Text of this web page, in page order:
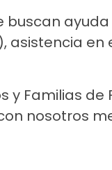
buscan
asistencia en
y Familias de
nosotros